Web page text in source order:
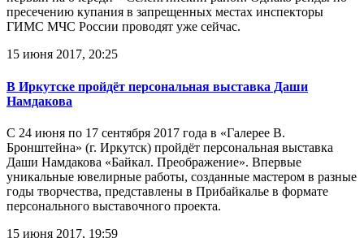
пресечению купания в запрещенных местах инспекторы
ГИМС МЧС России проводят уже сейчас.
15 июня 2017, 20:25
В Иркутске пройдёт персональная выставка Даши
Намдакова
С 24 июня по 17 сентября 2017 года в «Галерее В.
Бронштейна» (г. Иркутск) пройдёт персональная выставка
Даши Намдакова «Байкал. Преображение». Впервые
уникальные ювелирные работы, созданные мастером в разные
годы творчества, представлены в Прибайкалье в формате
персонального выставочного проекта.
15 июня 2017, 19:59